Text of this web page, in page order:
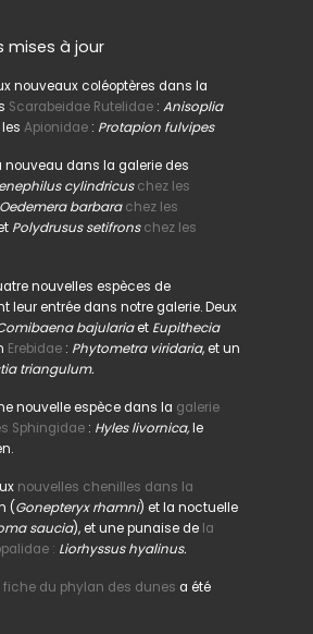
mises à jour
nouveaux coléoptères dans la
Scarabeidae Rutelidae : Anisoplia
Apionidae : Protapion fulvipes
nouveau dans la galerie des
cylindricus chez les
Oedemera barbara chez les
Polydrusus setifrons chez les
nouvelles espèces de
leur entrée dans notre galerie. Deux
bajulariaet Eupithecia
Erebidae : Phytometra viridaria, et un
triangulum.
nouvelle espèce dans la galerie
Sphingidae : Hyles livornica,le
nouvelles chenilles dans la
(Gonepteryx rhamni) et la noctuelle
saucia), et une punaise de la
: Liorhyssus hyalinus.
fiche du phylan des dunes a été